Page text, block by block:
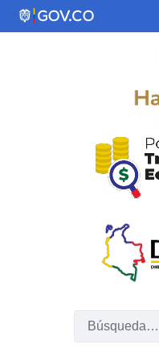
Saltar al contenido principal